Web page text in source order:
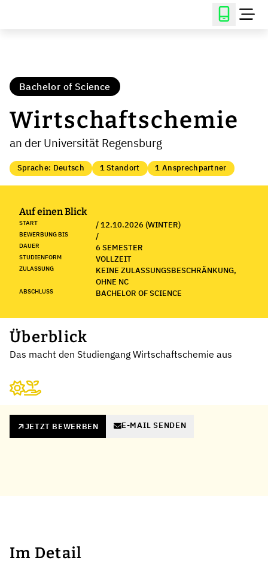
Bachelor of Science
Wirtschaftschemie
an der Universität Regensburg
Sprache: Deutsch 1 Standort 1 Ansprechpartner
Auf einen Blick
START / 12.10.2026 (WINTER)
BEWERBUNG BIS /
DAUER 6 SEMESTER
STUDIENFORM VOLLZEIT
ZULASSUNG
KEINE ZULASSUNGSBESCHRÄNKUNG,
OHNE NC
ABSCHLUSS BACHELOR OF SCIENCE
Überblick
Das macht den Studiengang Wirtschaftschemie aus
JETZT BEWERBEN E-MAIL SENDEN
Im Detail